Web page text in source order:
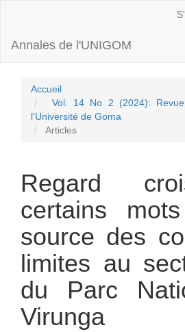
principal
Barre
Annales de l'UNIGOM
Accueil
Vol. 14 No 2 (2024):
l'Université de Goma
Articles
Regard
certains
source des
limites au
du Parc
Virunga